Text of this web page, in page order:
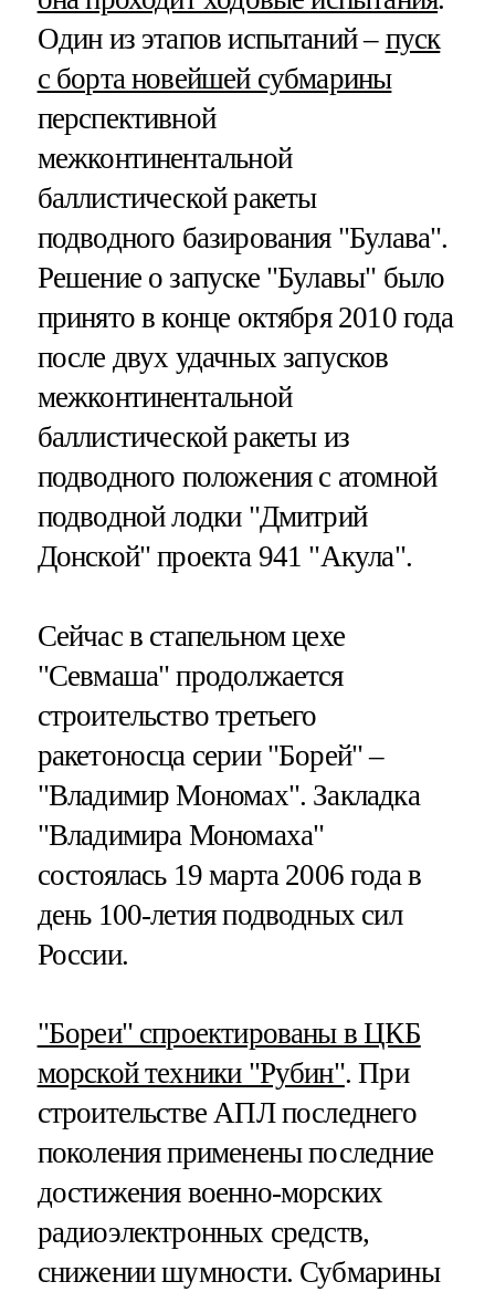
Один из этапов испытаний – пуск
с борта новейшей субмарины
перспективной
межконтинентальной
баллистической ракеты
подводного базирования "Булава".
Решение о запуске "Булавы" было
принято в конце октября 2010 года
после двух удачных запусков
межконтинентальной
баллистической ракеты из
подводного положения с атомной
подводной лодки "Дмитрий
Донской" проекта 941 "Акула".
Сейчас в стапельном цехе
"Севмаша" продолжается
строительство третьего
ракетоносца серии "Борей" –
"Владимир Мономах". Закладка
"Владимира Мономаха"
состоялась 19 марта 2006 года в
день 100-летия подводных сил
России.
"Бореи" спроектированы в ЦКБ
морской техники "Рубин". При
строительстве АПЛ последнего
поколения применены последние
достижения военно-морских
радиоэлектронных средств,
снижении шумности. Субмарины